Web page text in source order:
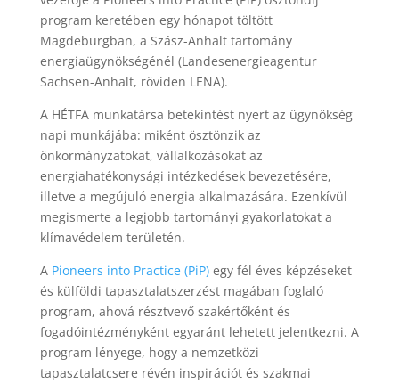
program keretében egy hónapot töltött
Magdeburgban, a Szász-Anhalt tartomány
energiaügynökségénél (Landesenergieagentur
Sachsen-Anhalt, röviden LENA).
A HÉTFA munkatársa betekintést nyert az ügynökség
napi munkájába: miként ösztönzik az
önkormányzatokat, vállalkozásokat az
energiahatékonysági intézkedések bevezetésére,
illetve a megújuló energia alkalmazására. Ezenkívül
megismerte a legjobb tartományi gyakorlatokat a
klímavédelem területén.
A Pioneers into Practice (PiP)egy fél éves képzéseket
és külföldi tapasztalatszerzést magában foglaló
program, ahová résztvevő szakértőként és
fogadóintézményként egyaránt lehetett jelentkezni. A
program lényege, hogy a nemzetközi
tapasztalatcsere révén inspirációt és szakmai